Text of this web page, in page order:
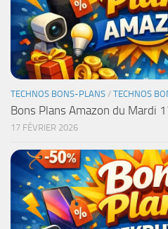
TECHNOS BONS-PLANS / TECHNOS
Bons Plans Amazon du Mardi
17 FÉVRIER 2026